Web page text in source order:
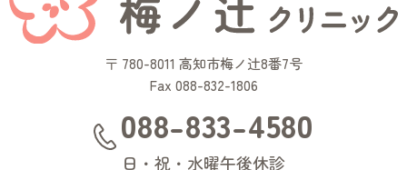
〒 780-8011 高知市梅ノ辻8番7号
Fax 088-832-1806
088-833-4580
日・祝・水曜午後休診